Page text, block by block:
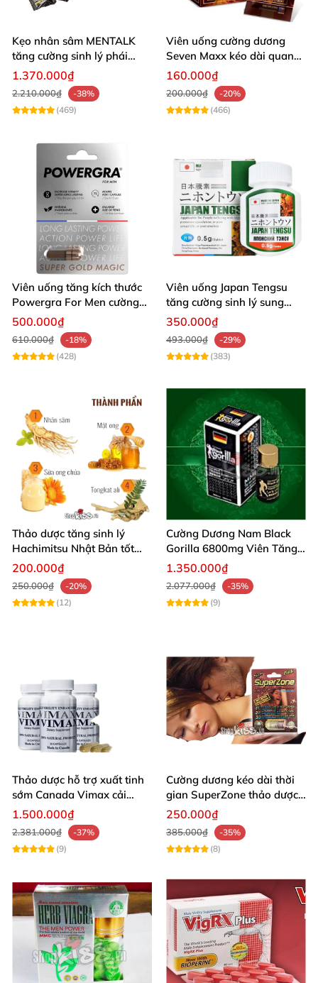
Kẹo nhân sâm MENTALK
tăng cường sinh lý phái
mạnh
1.370.000₫
2.210.000₫
-38%
(469)
Viên uống cường dương
Seven Maxx kéo dài quan
hệ nhập Mỹ
160.000₫
200.000₫
-20%
(466)
Viên uống tăng kích thước
Powergra For Men cường
dương kéo dài thời gian
500.000₫
610.000₫
-18%
(428)
Viên uống Japan Tengsu
tăng cường sinh lý sung
mãn mạnh
350.000₫
493.000₫
-29%
(383)
Thảo dược tăng sinh lý
Hachimitsu Nhật Bản tốt
cho cường dương nam
200.000₫
250.000₫
-20%
(12)
Cường Dương Nam Black
Gorilla 6800mg Viên Tăng
Cường Sinh Lý Nam
1.350.000₫
2.077.000₫
-35%
(9)
Thảo dược hỗ trợ xuất tinh
sớm Canada Vimax cải
thiện sinh lý nam
1.500.000₫
2.381.000₫
-37%
(9)
Cường dương kéo dài thời
gian SuperZone thảo dược
tăng sức bền
250.000₫
385.000₫
-35%
(8)